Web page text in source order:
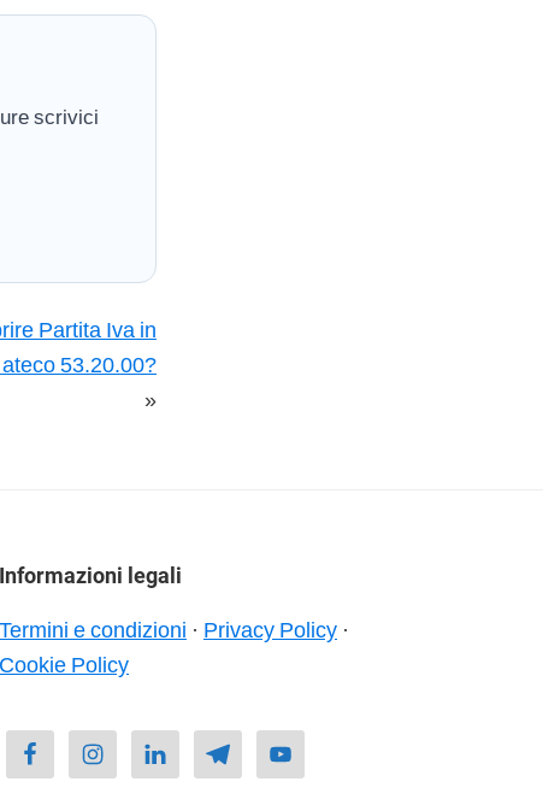
scrivici
Partita Iva in
53.20.00?
»
Informazioni legali
Termini e condizioni · Privacy Policy ·
Cookie Policy